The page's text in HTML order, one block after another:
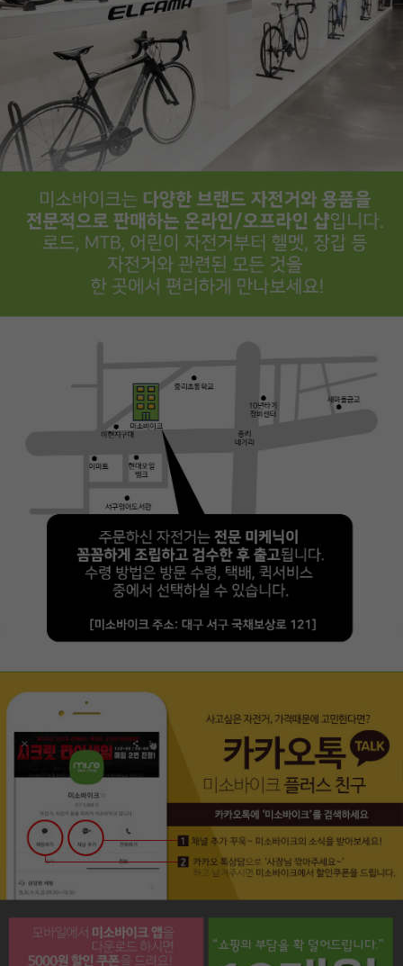
페이코 ID로
페이코 라이프